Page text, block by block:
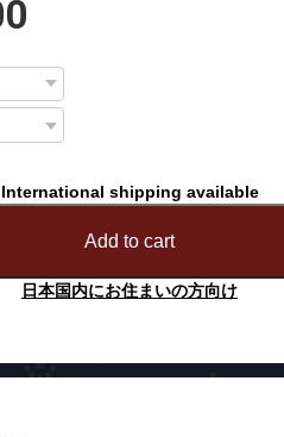
International shipping available
Add to cart
日本国内にお住まいの方向け